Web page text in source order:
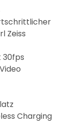
Zeiss
30fps
Charging